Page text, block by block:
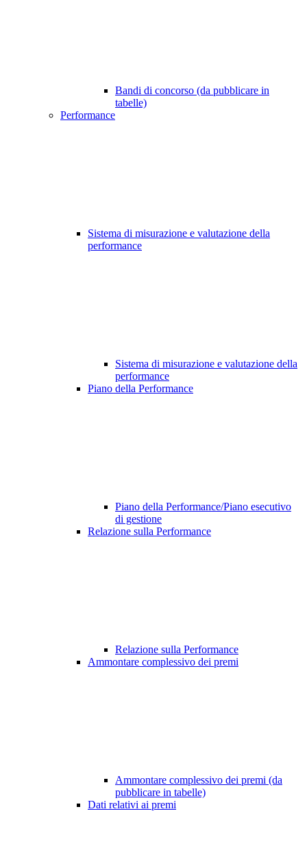
Bandi di concorso (da pubblicare in
tabelle)
Performance
Sistema di misurazione e valutazione della
performance
Sistema di misurazione e valutazione della
performance
Piano della Performance
Piano della Performance/Piano esecutivo
di gestione
Relazione sulla Performance
Relazione sulla Performance
Ammontare complessivo dei premi
Ammontare complessivo dei premi (da
pubblicare in tabelle)
Dati relativi ai premi